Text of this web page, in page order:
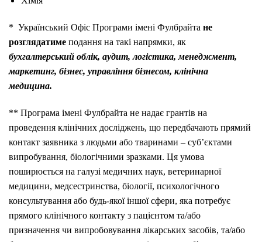
* Український Офіс Програми імені Фулбрайта не
розглядатиме подання на такі напрямки, як
бухгалтерський облік, аудит, логістика, менеджмент,
маркетинг, бізнес, управління бізнесом, клінічна
медицина.
** Програма імені Фулбрайта не надає грантів на
проведення клінічних досліджень, що передбачають прямий
контакт заявника з людьми або тваринами – суб’єктами
випробування, біологічними зразками. Ця умова
поширюється на галузі медичних наук, ветеринарної
медицини, медсестринства, біології, психологічного
консультування або будь-якої іншої сфери, яка потребує
прямого клінічного контакту з пацієнтом та/або
призначення чи випробовування лікарських засобів, та/або